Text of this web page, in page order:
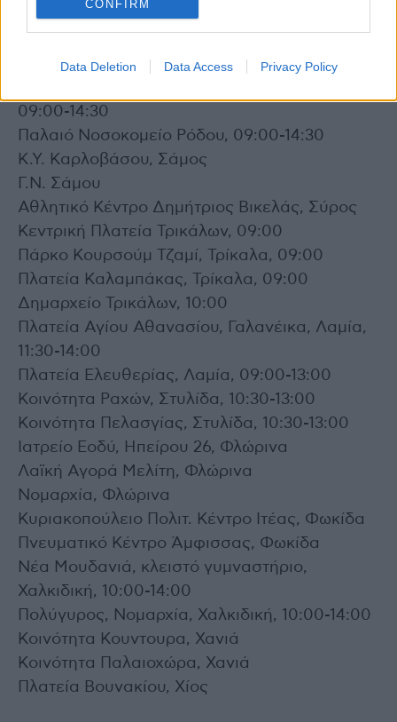
CONFIRM
Data Deletion Data Access Privacy Policy
Κοινότητα Περάματος, ΚΗΦΗ Περάματος,
Επτά Βαγιες, Ρόδος, 09:30-14:30
09:00-14:30
Παλαιό Νοσοκομείο Ρόδου, 09:00-14:30
Κ.Υ. Καρλοβάσου, Σάμος
Γ.Ν. Σάμου
Αθλητικό Κέντρο Δημήτριος Βικελάς, Σύρος
Κεντρική Πλατεία Τρικάλων, 09:00
Πάρκο Κουρσούμ Τζαμί, Τρίκαλα, 09:00
Πλατεία Καλαμπάκας, Τρίκαλα, 09:00
Δημαρχείο Τρικάλων, 10:00
Πλατεία Αγίου Αθανασίου, Γαλανέικα, Λαμία,
11:30-14:00
Πλατεία Ελευθερίας, Λαμία, 09:00-13:00
Κοινότητα Ραχών, Στυλίδα, 10:30-13:00
Κοινότητα Πελασγίας, Στυλίδα, 10:30-13:00
Ιατρείο Εοδύ, Ηπείρου 26, Φλώρινα
Λαϊκή Αγορά Μελίτη, Φλώρινα
Νομαρχία, Φλώρινα
Κυριακοπούλειο Πολιτ. Κέντρο Ιτέας, Φωκίδα
Πνευματικό Κέντρο Άμφισσας, Φωκίδα
Νέα Μουδανιά, κλειστό γυμναστήριο,
Χαλκιδική, 10:00-14:00
Πολύγυρος, Νομαρχία, Χαλκιδική, 10:00-14:00
Κοινότητα Κουντουρα, Χανιά
Κοινότητα Παλαιοχώρα, Χανιά
Πλατεία Βουνακίου, Χίος